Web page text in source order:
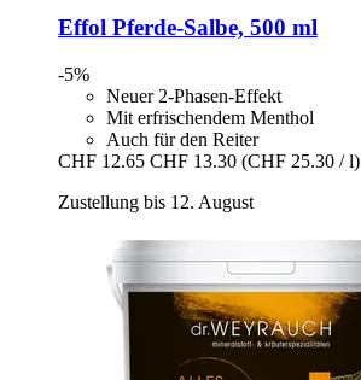
Effol Pferde-​Salbe, 500 ml
-5%
Neuer 2-Phasen-Effekt
Mit erfrischendem Menthol
Auch für den Reiter
CHF 12.65 CHF 13.30 (CHF 25.30 / l)
Zustellung bis 12. August